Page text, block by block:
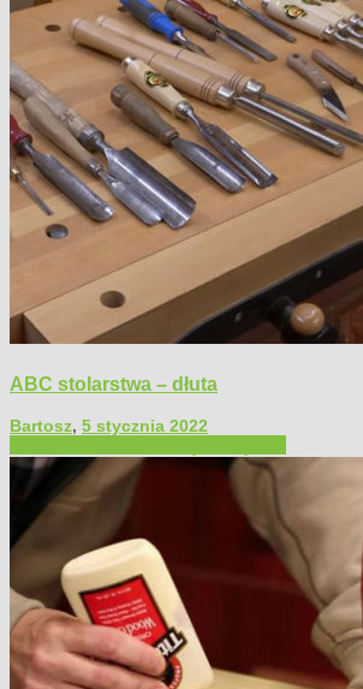
ABC stolarstwa – dłuta
Bartosz, 5 stycznia 2022